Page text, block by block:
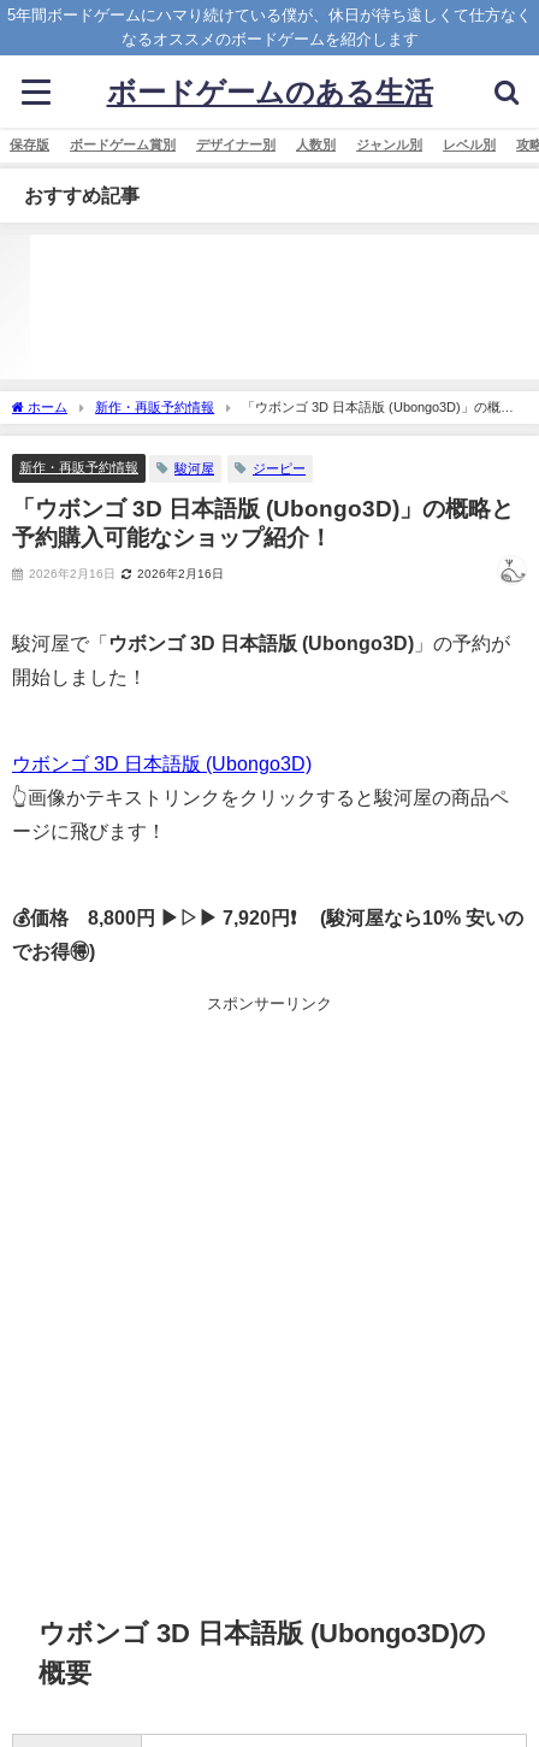
5年間ボードゲームにハマり続けている僕が、休日が待ち遠しくて仕方なく
なるオススメのボードゲームを紹介します
ボードゲームのある生活
保存版 ボードゲーム賞別 デザイナー別 人数別 ジャンル別 レベル別 攻
おすすめ記事
ホーム 新作・再販予約情報
「ウボンゴ 3D 日本語版 (Ubongo3D)」の概略
と予約購入可能なショップ紹介！
新作・再販予約情報 駿河屋 ジーピー
「ウボンゴ 3D 日本語版 (Ubongo3D)」の概略と
予約購入可能なショップ紹介！
2026年2月16日 2026年2月16日
駿河屋で「 ウボンゴ 3D 日本語版 (Ubongo3D) 」の予約が
開始しました！
ウボンゴ 3D 日本語版 (Ubongo3D)
👆画像かテキストリンクをクリックすると駿河屋の商品ペ
ージに飛びます！
💰価格 8,800円 ▶▷▶ 7,920円❗ (駿河屋なら10% 安いの
でお得🉐)
スポンサーリンク
ウボンゴ 3D 日本語版 (Ubongo3D)の
概要